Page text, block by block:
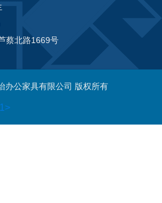
蔡北路1669号
办公家具有限公司 版权所有